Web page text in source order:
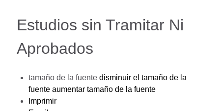
Estudios sin Tramitar Ni
Aprobados
tamaño de la fuente disminuir el tamaño de la
fuente aumentar tamaño de la fuente
Imprimir